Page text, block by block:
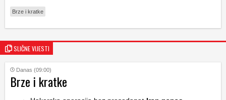
Brze i kratke
SLIČNE VIJESTI
Danas (09:00)
Brze i kratke